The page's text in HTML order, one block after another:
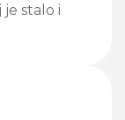
stalo i